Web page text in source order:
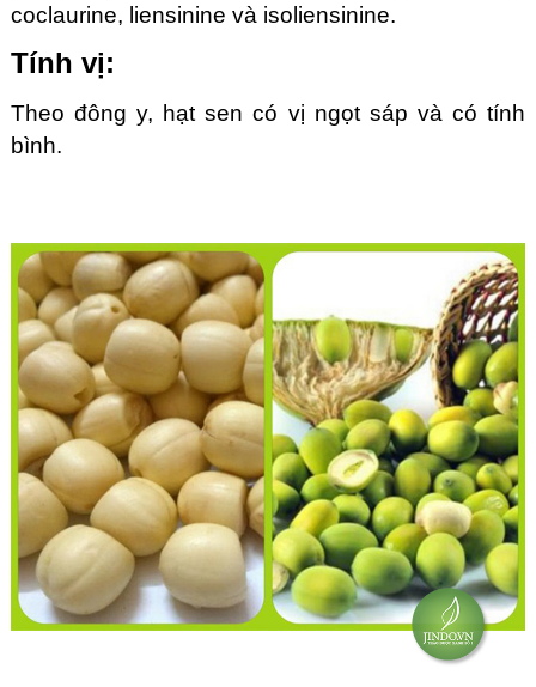
coclaurine, liensinine và isoliensinine.
Tính vị:
Theo đông y, hạt sen có vị ngọt sáp và có tính
bình.